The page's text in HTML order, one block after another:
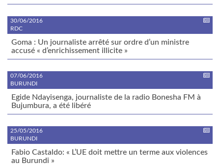
30/06/2016
RDC
Goma : Un journaliste arrêté sur ordre d’un ministre
accusé « d’enrichissement illicite »
07/06/2016
BURUNDI
Egide Ndayisenga, journaliste de la radio Bonesha FM à
Bujumbura, a été libéré
25/05/2016
BURUNDI
Fabio Castaldo: « L’UE doit mettre un terme aux violences
au Burundi »